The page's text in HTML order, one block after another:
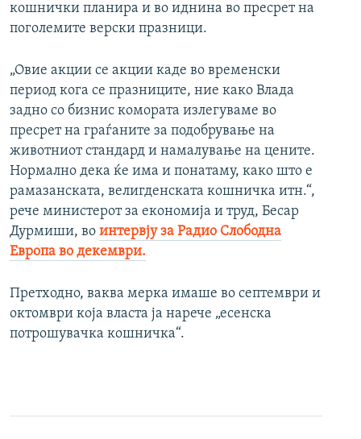
кошнички планира и во иднина во пресрет на
поголемите верски празници.
„Овие акции се акции каде во временски
период кога се празниците, ние како Влада
задно со бизнис комората излегуваме во
пресрет на граѓаните за подобрување на
животниот стандард и намалување на цените.
Нормално дека ќе има и понатаму, како што е
рамазанската, велигденската кошничка итн.“,
рече министерот за економија и труд, Бесар
Дурмиши, во интервју за Радио Слободна
Европа во декември.
Претходно, ваква мерка имаше во септември и
октомври која власта ја нарече „есенска
потрошувачка кошничка“.